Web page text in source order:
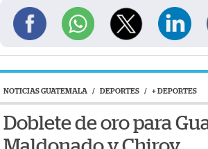
NOTICIAS GUATEMALA / DEPORTES / + DEPORTES
Doblete de oro para